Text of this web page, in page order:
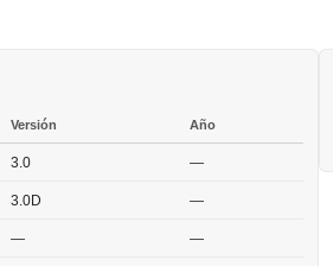
Versión Año
3.0 —
3.0D —
— —